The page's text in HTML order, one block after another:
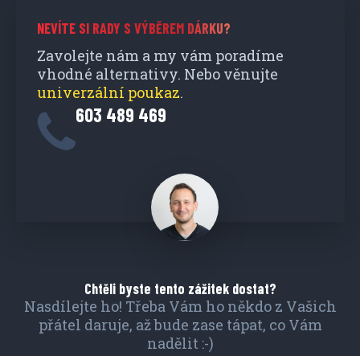
NEVÍTE SI RADY S VÝBĚREM DÁRKU?
Zavolejte nám a my vám poradíme
vhodné alternativy. Nebo věnujte
univerzální poukaz.
603 489 469
Chtěli byste tento zážitek dostat?
Nasdílejte ho! Třeba Vám ho někdo z Vašich
přátel daruje, až bude zase tápat, co Vám
nadělit :-)